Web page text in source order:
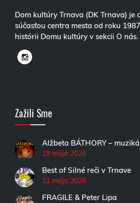
Dom kultúry Trnava (DK Trnava) je
súčasťou centra mesta od roku
histórii Domu kultúry v sekcii O nás.
Zažili Sme
Alžbeta BÁTHORY –
19 mája 2026
Best of Silné reči v Trnave
11 mája 2026
FRAGILE & Peter Lipa